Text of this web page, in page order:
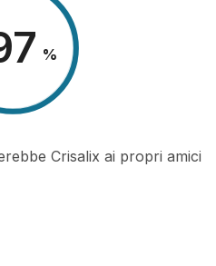
%
Crisalix ai propri amici